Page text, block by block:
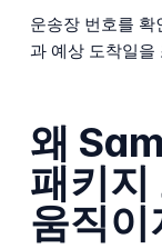
운송장 번호를
과 예상 도착일을
왜
패키지
움직이